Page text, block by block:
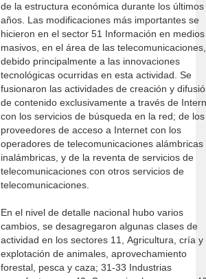
de la estructura económica durante los últimos
años. Las modificaciones más importantes se
hicieron en el sector 51 Información en medios
masivos, en el área de las telecomunicaciones,
debido principalmente a las innovaciones
tecnológicas ocurridas en esta actividad. Se
fusionaron las actividades de creación y
de contenido exclusivamente a través de Internet
con los servicios de búsqueda en la red; de los
proveedores de acceso a Internet con los
operadores de telecomunicaciones alámbricas
inalámbricas, y de la reventa de servicios de
telecomunicaciones con otros servicios de
telecomunicaciones.
En el nivel de detalle nacional hubo varios
cambios, se desagregaron algunas clases de
actividad en los sectores 11, Agricultura, cría y
explotación de animales, aprovechamiento
forestal, pesca y caza; 31-33 Industrias